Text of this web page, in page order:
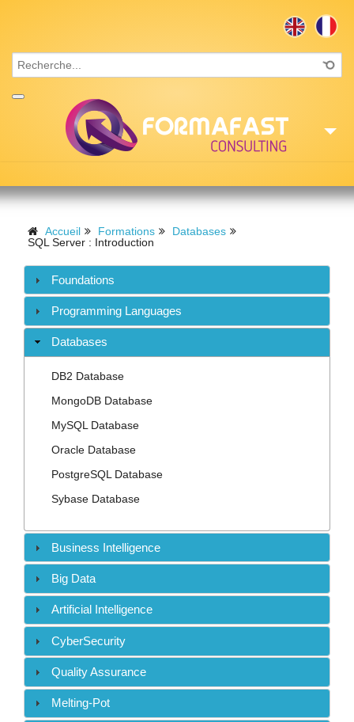
Formations
Missions
Recrutement
Contact
Accueil Formations
Databases
SQL Server : Introduction
Foundations
Programming Languages
Databases
DB2 Database
MongoDB Database
MySQL Database
Oracle Database
PostgreSQL Database
Sybase Database
Business Intelligence
Big Data
Artificial Intelligence
CyberSecurity
Quality Assurance
Melting-Pot